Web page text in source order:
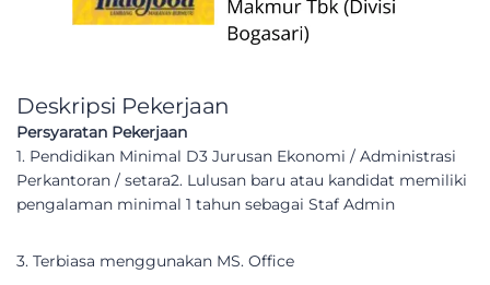
Deskripsi Pekerjaan
Persyaratan Pekerjaan
1. Pendidikan Minimal D3 Jurusan Ekonomi / Administrasi
Perkantoran / setara2. Lulusan baru atau kandidat memiliki
pengalaman minimal 1 tahun sebagai Staf Admin
3. Terbiasa menggunakan MS. Office